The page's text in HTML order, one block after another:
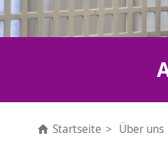
Startseite Über uns